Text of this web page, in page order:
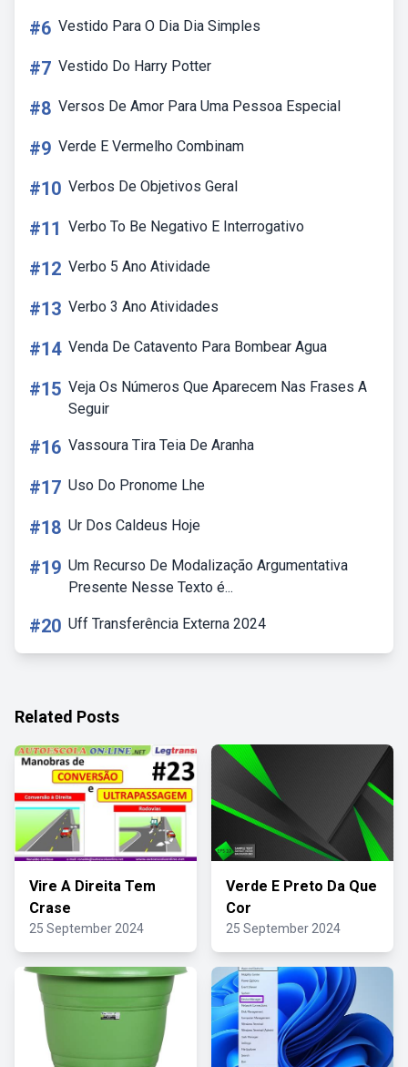
#6 Vestido Para O Dia Dia Simples
#7 Vestido Do Harry Potter
#8 Versos De Amor Para Uma Pessoa Especial
#9 Verde E Vermelho Combinam
#10 Verbos De Objetivos Geral
#11 Verbo To Be Negativo E Interrogativo
#12 Verbo 5 Ano Atividade
#13 Verbo 3 Ano Atividades
#14 Venda De Catavento Para Bombear Agua
#15 Veja Os Números Que Aparecem Nas Frases A
Seguir
#16 Vassoura Tira Teia De Aranha
#17 Uso Do Pronome Lhe
#18 Ur Dos Caldeus Hoje
#19 Um Recurso De Modalização Argumentativa
Presente Nesse Texto é...
#20 Uff Transferência Externa 2024
Related Posts
Vire A Direita Tem
Crase
25 September 2024
Verde E Preto Da Que
Cor
25 September 2024